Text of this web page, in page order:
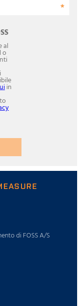
al
o
in
di FOSS A/S